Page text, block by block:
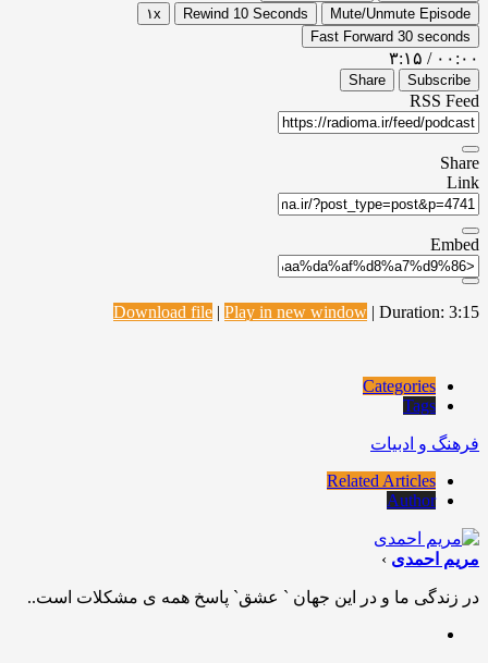
Mute/Unmute Episode
Rewind 10 Seconds
۱x
Fast Forward 30 seconds
۰۰:۰۰ / ۳:۱۵
Subscribe
Share
RSS Feed
Share
Link
Embed
Download file | Play in new window | Duration: 3:15
Categories
Tags
فرهنگ و ادبیات
Related Articles
Author
مریم احمدی ›
در زندگی ما و در این جهان ` عشق` پاسخ همه ی مشکلات است..